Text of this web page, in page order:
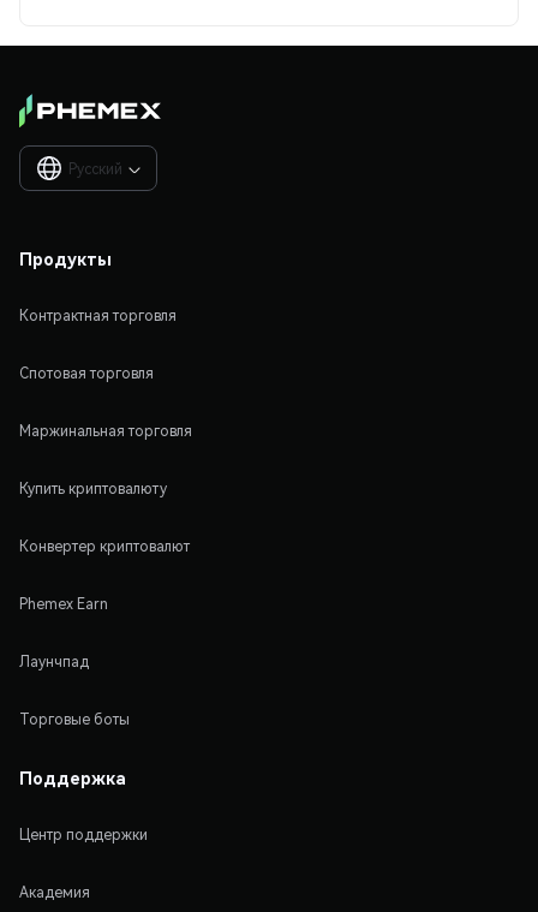
Русский 
Продукты
Контрактная торговля
Спотовая торговля
Маржинальная торговля
Купить криптовалюту
Конвертер криптовалют
Phemex Earn
Лаунчпад
Торговые боты
Поддержка
Центр поддержки
Академия